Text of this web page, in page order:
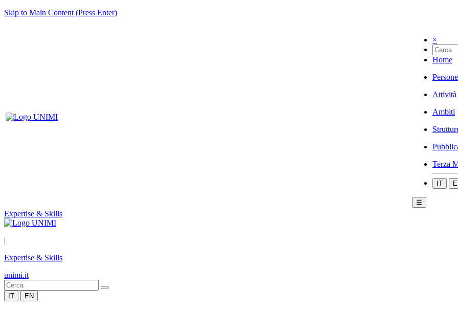
Skip to Main Content (Press Enter)
×
Home
Persone
Attività
Ambiti
Terza
IT
☰
Expertise & Skills
|
Expertise & Skills
unimi.it
IT EN